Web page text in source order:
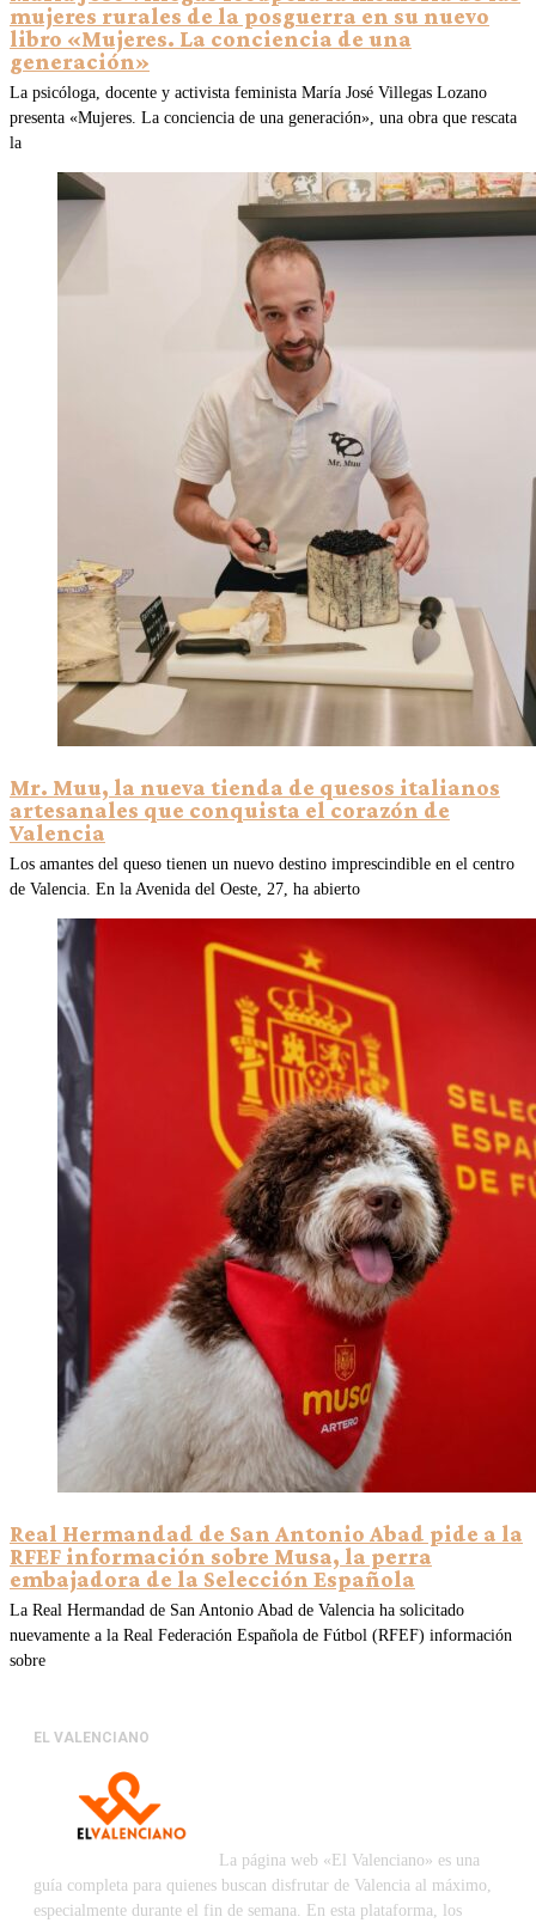
mujeres rurales de la posguerra en su nuevo
libro «Mujeres. La conciencia de una
generación»
La psicóloga, docente y activista feminista María José Villegas Lozano
presenta «Mujeres. La conciencia de una generación», una obra que rescata
la
Mr. Muu, la nueva tienda de quesos italianos
artesanales que conquista el corazón de
Valencia
Los amantes del queso tienen un nuevo destino imprescindible en el centro
de Valencia. En la Avenida del Oeste, 27, ha abierto
Real Hermandad de San Antonio Abad pide a la
RFEF información sobre Musa, la perra
embajadora de la Selección Española
La Real Hermandad de San Antonio Abad de Valencia ha solicitado
nuevamente a la Real Federación Española de Fútbol (RFEF) información
sobre
EL VALENCIANO
La página web «El Valenciano» es una
guía completa para quienes buscan disfrutar de Valencia al máximo,
especialmente durante el fin de semana. En esta plataforma, los